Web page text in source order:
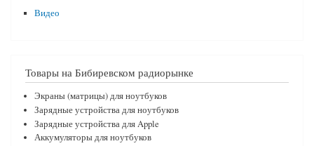
Видео
Товары на Бибиревском радиорынке
Экраны (матрицы) для ноутбуков
Зарядные устройства для ноутбуков
Зарядные устройства для Apple
Аккумуляторы для ноутбуков